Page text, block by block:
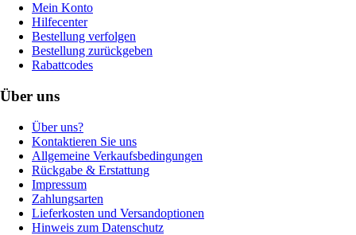
Mein Konto
Hilfecenter
Bestellung verfolgen
Bestellung zurückgeben
Rabattcodes
Über uns
Über uns?
Kontaktieren Sie uns
Allgemeine Verkaufsbedingungen
Rückgabe & Erstattung
Impressum
Zahlungsarten
Lieferkosten und Versandoptionen
Hinweis zum Datenschutz